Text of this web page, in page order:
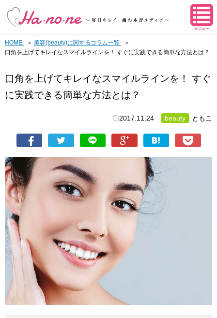
メニュー
HOME
美容(beauty)に関するコラム一覧
口角を上げてキレイなスマイルラインを！ すぐに実践できる簡単な方法とは？
口角を上げてキレイなスマイルラインを！ すぐ
に実践できる簡単な方法とは？
2017.11.24 beauty ともこ